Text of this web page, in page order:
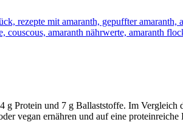
g Protein und 7 g Ballaststoffe. Im Vergleich
vegan ernähren und auf eine proteinreiche